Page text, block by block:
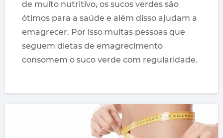
de muito nutritivo, os sucos verdes são
ótimos para a saúde e além disso ajudam a
emagrecer. Por isso muitas pessoas que
seguem dietas de emagrecimento
consomem o suco verde com regularidade.